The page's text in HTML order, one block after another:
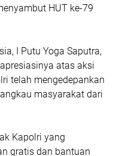
HUT ke-79
I Putu Yoga Saputra,
atas aksi
telah mengedepankan
masyarakat dari
Kapolri yang
gratis dan bantuan